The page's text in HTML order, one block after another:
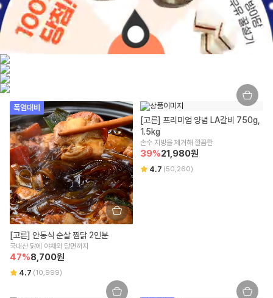
폭염대비
[고른] 안동식 순살 찜닭 2인분
국내산 닭에 야채와 당면까지
47%8,700원
4.7 (10,999)
[고른] 프리미엄 양념 LA갈비 750g,
1.5kg
손수 지방을 제거해 깔끔한
39%21,980원
4.7 (50,260)